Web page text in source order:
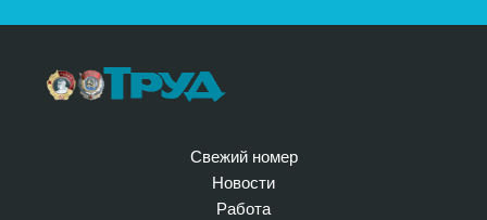
Свежий номер
Новости
Работа